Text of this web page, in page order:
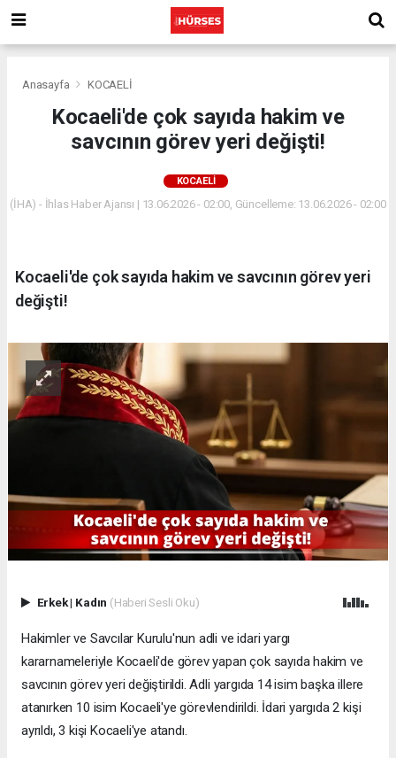
Anasayfa KOCAELİ
Kocaeli'de çok sayıda hakim ve
savcının görev yeri değişti!
KOCAELİ
(İHA) - İhlas Haber Ajansı | 13.06.2026 - 02:00, Güncelleme: 13.06.2026 - 02:00
Kocaeli'de çok sayıda hakim ve savcının görev yeri
değişti!
Erkek| Kadın (Haberi Sesli Oku)
Hakimler ve Savcılar Kurulu'nun adli ve idari yargı
kararnameleriyle Kocaeli'de görev yapan çok sayıda hakim ve
savcının görev yeri değiştirildi. Adli yargıda 14 isim başka illere
atanırken 10 isim Kocaeli'ye görevlendirildi. İdari yargıda 2 kişi
ayrıldı, 3 kişi Kocaeli'ye atandı.